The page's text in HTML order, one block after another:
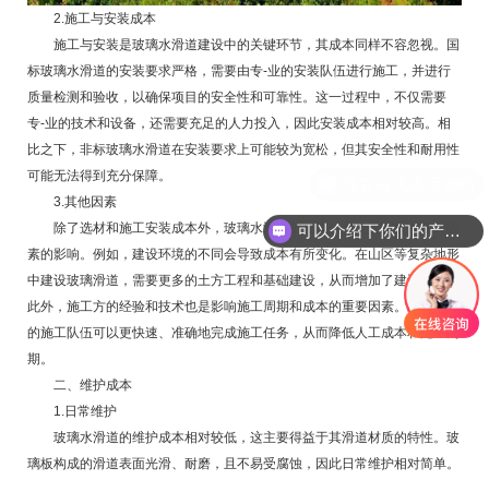
2.施工与安装成本
施工与安装是玻璃水滑道建设中的关键环节，其成本同样不容忽视。国
标玻璃水滑道的安装要求严格，需要由专-业的安装队伍进行施工，并进行
质量检测和验收，以确保项目的安全性和可靠性。这一过程中，不仅需要
专-业的技术和设备，还需要充足的人力投入，因此安装成本相对较高。相
比之下，非标玻璃水滑道在安装要求上可能较为宽松，但其安全性和耐用性
可能无法得到充分保障。
3.其他因素
除了选材和施工安装成本外，玻璃水滑道的建设成本还受到其他多种因
素的影响。例如，建设环境的不同会导致成本有所变化。在山区等复杂地形
中建设玻璃滑道，需要更多的土方工程和基础建设，从而增加了建设成本。
此外，施工方的经验和技术也是影响施工周期和成本的重要因素。经验丰富
的施工队伍可以更快速、准确地完成施工任务，从而降低人工成本和施工周
期。
二、维护成本
1.日常维护
玻璃水滑道的维护成本相对较低，这主要得益于其滑道材质的特性。玻
璃板构成的滑道表面光滑、耐磨，且不易受腐蚀，因此日常维护相对简单。
可以介绍下你们的产品么